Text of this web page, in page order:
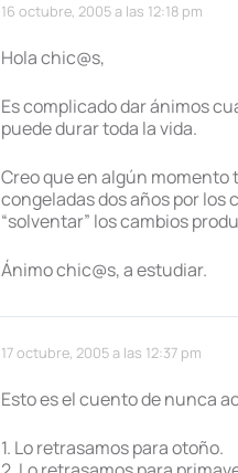
16 octubre, 2005 a las 12:18 pm
Hola chic@s,
Es complicado dar ánimos
puede durar toda la vida.
Creo que en algún momento
congeladas dos años por los
“solventar” los cambios
Ánimo chic@s, a estudiar.
17 octubre, 2005 a las 12:37 pm
Esto es el cuento de nunca
1. Lo retrasamos para otoño.